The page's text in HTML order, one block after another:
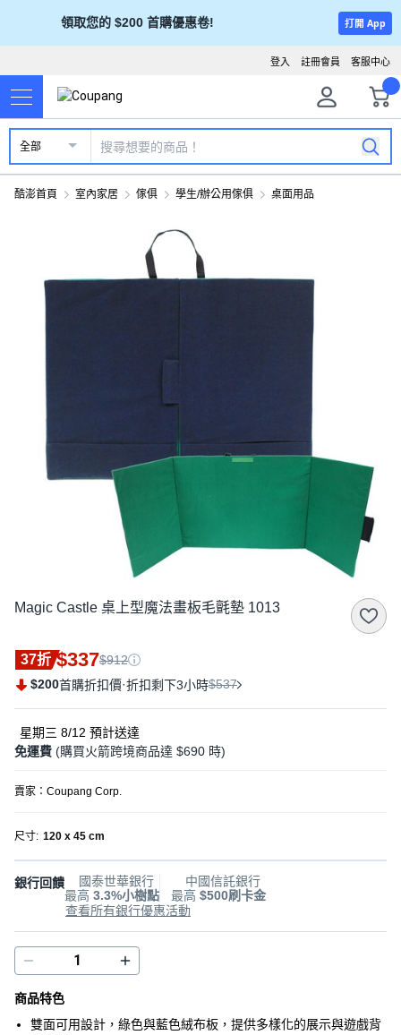
領取您的 $200 首購優惠卷! 打開 App
客服中心
註冊會員
登入
全部
酷澎首頁 室內家居 傢俱 學生/辦公用傢俱 桌面用品
Magic Castle 桌上型魔法畫板毛氈墊 1013
37折 $337$912
$200首購折扣價·折扣剩下3小時$537
星期三 8/12 預計送達
免運費 (購買火箭跨境商品達 $690 時)
賣家： Coupang Corp.
尺寸: 120 x 45 cm
銀行回饋
國泰世華銀行
最高 3.3%小樹點
中國信託銀行
最高 $500刷卡金
查看所有銀行優惠活動
商品特色
雙面可用設計，綠色與藍色絨布板，提供多樣化的展示與遊戲背